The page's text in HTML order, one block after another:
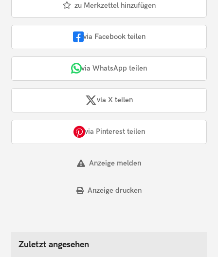
zu Merkzettel hinzufügen
via Facebook teilen
via WhatsApp teilen
via X teilen
via Pinterest teilen
Anzeige melden
Anzeige drucken
Zuletzt angesehen